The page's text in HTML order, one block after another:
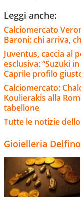
Leggi anche:
Calciomercato
Baroni: chi arriva,
Juventus, caccia al
esclusiva: “Suzuki
Caprile profilo
Calciomercato:
Koulierakis alla
tabellone
Tutte le notizie dello
Gioielleria Delfino